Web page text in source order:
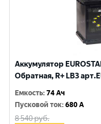
Аккумулятор
Обратная, R+ LB3
Емкость:74 Ач
Пусковой ток:680 A
8 540руб.